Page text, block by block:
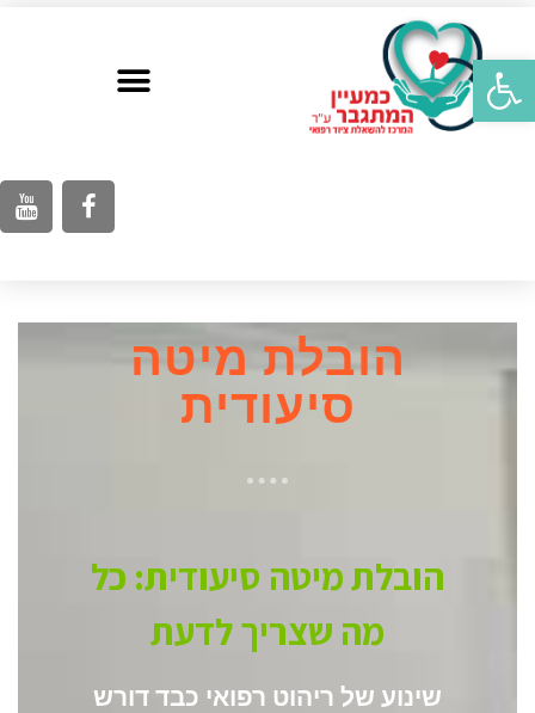
פתח סרגל נגישות
הובלת מיטה
סיעודית
הובלת מיטה סיעודית: כל
מה שצריך לדעת
שינוע של ריהוט רפואי כבד דורש